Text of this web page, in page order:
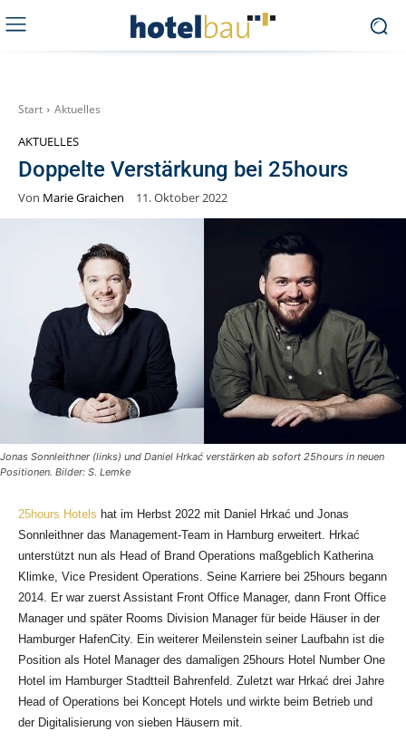
Start Aktuelles
AKTUELLES
Doppelte Verstärkung bei 25hours
Von Marie Graichen 11. Oktober 2022
Jonas Sonnleithner (links) und Daniel Hrkać verstärken ab sofort 25hours in neuen
Positionen. Bilder: S. Lemke
25hours Hotels hat im Herbst 2022 mit Daniel Hrkać und Jonas
Sonnleithner das Management-Team in Hamburg erweitert. Hrkać
unterstützt nun als Head of Brand Operations maßgeblich Katherina
Klimke, Vice President Operations. Seine Karriere bei 25hours begann
2014. Er war zuerst Assistant Front Office Manager, dann Front Office
Manager und später Rooms Division Manager für beide Häuser in der
Hamburger HafenCity. Ein weiterer Meilenstein seiner Laufbahn ist die
Position als Hotel Manager des damaligen 25hours Hotel Number One
Hotel im Hamburger Stadtteil Bahrenfeld. Zuletzt war Hrkać drei Jahre
Head of Operations bei Koncept Hotels und wirkte beim Betrieb und
der Digitalisierung von sieben Häusern mit.